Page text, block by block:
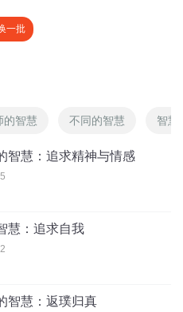
一批
的智慧 不同的智慧 智慧
智慧：追求精神与情感
慧：追求自我
智慧：返璞归真